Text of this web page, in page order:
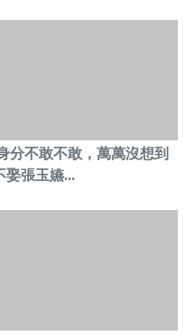
分不敢不敢，萬萬沒想到
娶張玉嬿...